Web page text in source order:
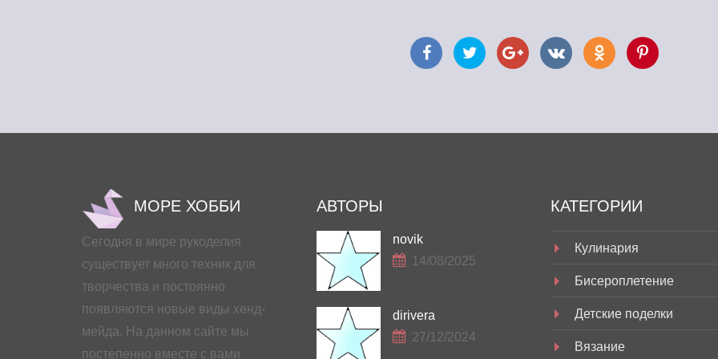
МОРЕ ХОББИ
Сегодня в мире рукоделия
существует много техник для
творчества и постоянно
появляются новые виды хенд-
мейда. На данном сайте мы
постепенно вместе с вами
АВТОРЫ
novik
14/08/2025
dirivera
27/12/2024
КАТЕГОРИИ
Кулинария
Бисероплетение
Детские поделки
Вязание